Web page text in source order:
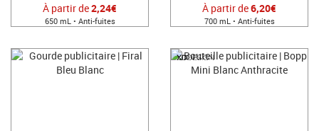
À partir de2,24€
650 mL • Anti-fuites
À partir de6,20€
700 mL • Anti-fuites